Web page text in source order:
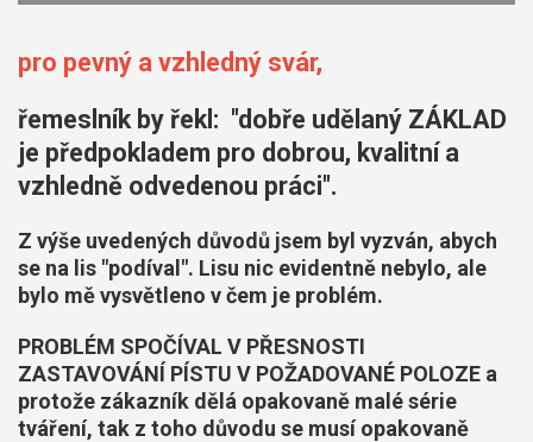
pro pevný a vzhledný svár,
řemeslník by řekl: "dobře udělaný ZÁKLAD
je předpokladem pro dobrou, kvalitní a
vzhledně odvedenou práci".
Z výše uvedených důvodů jsem byl vyzván, abych
se na lis "podíval". Lisu nic evidentně nebylo, ale
bylo mě vysvětleno v čem je problém.
PROBLÉM SPOČÍVAL V PŘESNOSTI
ZASTAVOVÁNÍ PÍSTU V POŽADOVANÉ POLOZE a
protože zákazník dělá opakovaně malé série
tváření, tak z toho důvodu se musí opakovaně